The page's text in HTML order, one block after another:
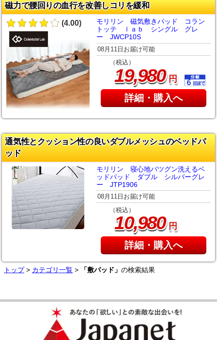
磁力で腰回りの血行を改善しコリを緩和
(4.00)
モリリン 磁気敷きパッド コラン
トッテ ｌａｂ シングル グレ
ー JWCP10S
08月11日お届け可能
（税込）
19,980円
詳細・購入へ
通気性とクッション性の良いダブルメッシュのベッドパ
ッド
モリリン 寝心地バツグン洗えるベ
ッドパッド ダブル シルバーグレ
ー JTP1906
08月11日お届け可能
（税込）
10,980円
詳細・購入へ
トップ> カテゴリ一覧 > 「敷パッド」 の検索結果